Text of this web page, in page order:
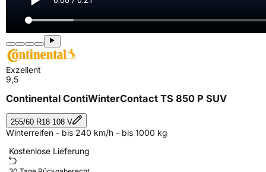
Exzellent
9,5
Continental ContiWinterContact TS 850 P SUV
255/60 R18 108 V
Winterreifen - bis 240 km/h - bis 1000 kg
Kostenlose Lieferung